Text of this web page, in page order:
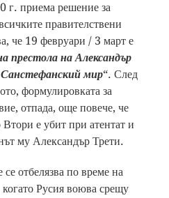
г. приема решение за
правителствени
че 19 февруари / 3 март е
престола на Александър
мир“. След
формулировката за
отпада, още повече, че
е убит при атентат и
му Александър Трети.
отбелязва по време на
Русия воюва срещу